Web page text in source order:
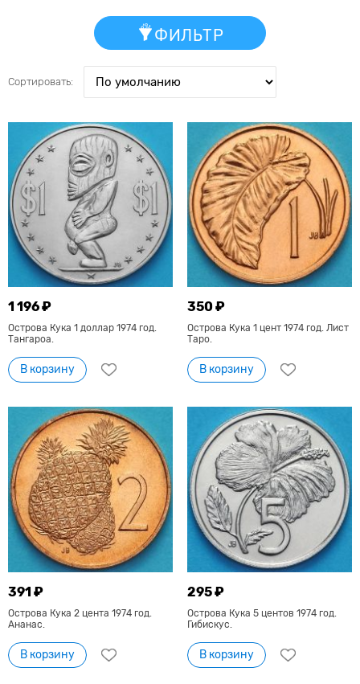
ФИЛЬТР
Сортировать:
1 196 ₽
Острова Кука 1 доллар 1974 год.
Тангароа.
В корзину
350 ₽
Острова Кука 1 цент 1974 год. Лист
Таро.
В корзину
391 ₽
Острова Кука 2 цента 1974 год.
Ананас.
В корзину
295 ₽
Острова Кука 5 центов 1974 год.
Гибискус.
В корзину